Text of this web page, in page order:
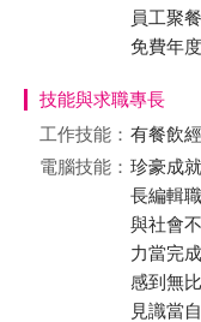
員工聚
免費年
技能與求職專長
工作技能： 有餐飲
電腦技能： 珍豪成
長編輯
與社會
力當完
感到無
見識當